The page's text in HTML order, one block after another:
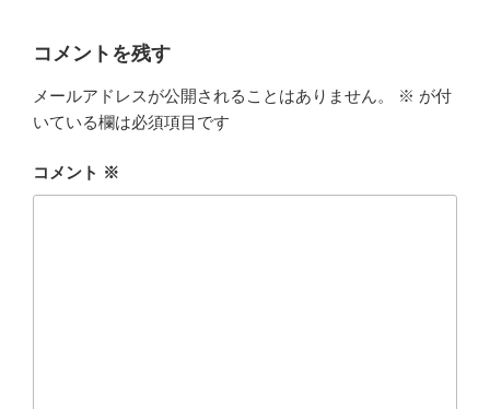
コメントを残す
メールアドレスが公開されることはありません。 ※ が付
いている欄は必須項目です
コメント ※